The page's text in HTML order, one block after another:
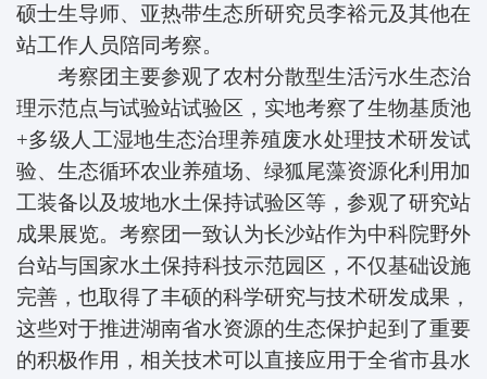
硕士生导师、亚热带生态所研究员李裕元及其他在
站工作人员陪同考察。
考察团主要参观了农村分散型生活污水生态治
理示范点与试验站试验区，实地考察了生物基质池
+多级人工湿地生态治理养殖废水处理技术研发试
验、生态循环农业养殖场、绿狐尾藻资源化利用加
工装备以及坡地水土保持试验区等，参观了研究站
成果展览。考察团一致认为长沙站作为中科院野外
台站与国家水土保持科技示范园区，不仅基础设施
完善，也取得了丰硕的科学研究与技术研发成果，
这些对于推进湖南省水资源的生态保护起到了重要
的积极作用，相关技术可以直接应用于全省市县水